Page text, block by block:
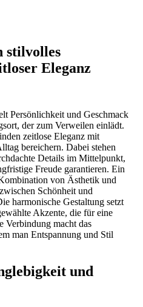
stilvolles
Eleganz
Persönlichkeit und Geschmack
der zum Verweilen einlädt.
zeitlose Eleganz mit
bereichern. Dabei stehen
Details im Mittelpunkt,
Freude garantieren. Ein
von Ästhetik und
Schönheit und
harmonische Gestaltung setzt
Akzente, die für eine
Verbindung macht das
man Entspannung und Stil
und